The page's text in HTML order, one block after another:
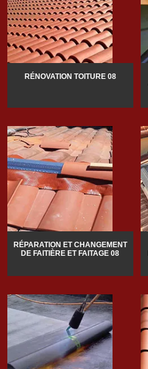
RÉNOVATION TOITURE 08
RÉPARATION ET CHANGEMENT
DE FAITIÈRE ET FAITAGE 08